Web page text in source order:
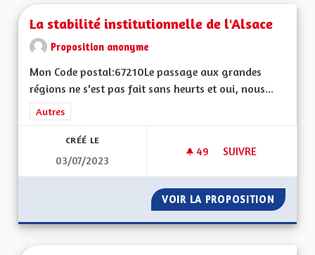
La stabilité institutionnelle de l'Alsace
Proposition anonyme
Mon Code postal:67210Le passage aux grandes
régions ne s'est pas fait sans heurts et oui, nous...
Filtrer les résultats de la catégorie : Autres
Autres
CRÉÉ LE
03/07/2023
49 49 ABONNÉS
SUIVRE
VOIR LA PROPOSITION LA